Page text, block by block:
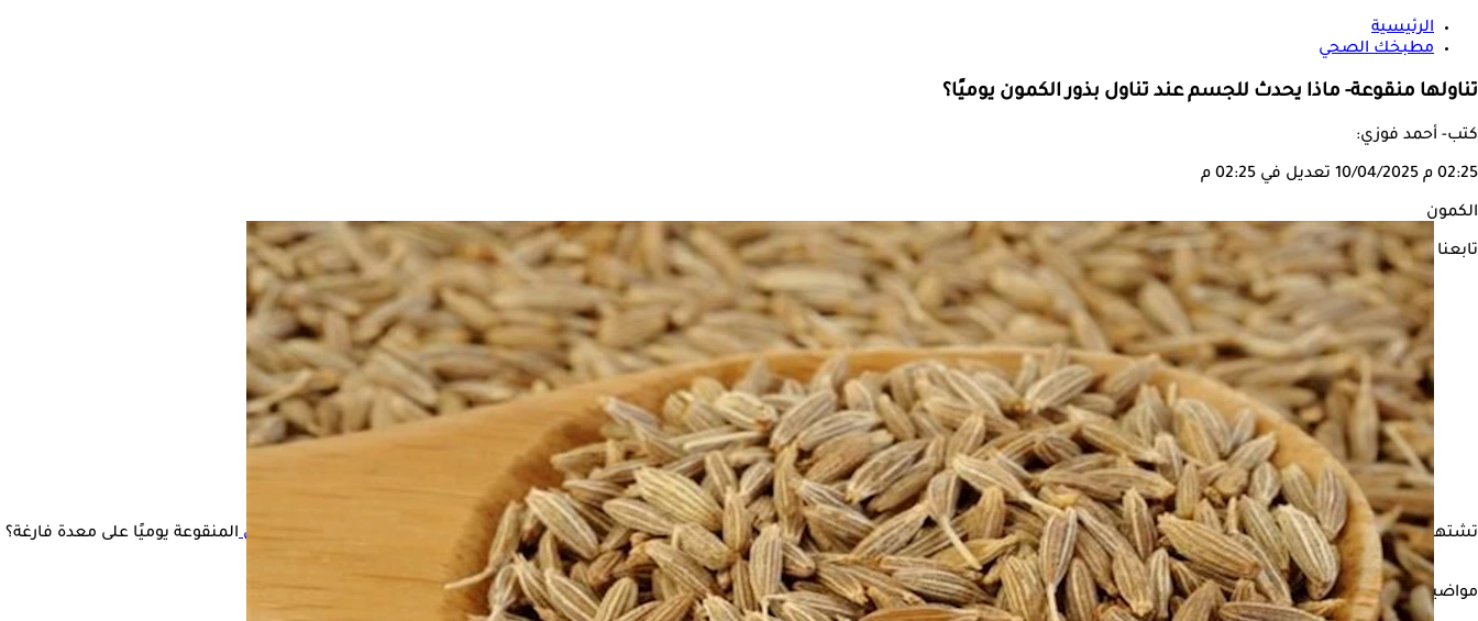
الرئيسية
مطبخك الصحي
تناولها منقوعة- ماذا يحدث للجسم عند تناول بذور الكمون يوميًا؟
كتب- أحمد فوزي:
02:25 م 10/04/2025 تعديل في 02:25 م
الكمون
تابعنا على
تشتهر بذورالكمونبفوائدها الصحية القيّمة، بدءًا من تحسين مذاق الأطعمة، ووصولًا إلى كونها عشبة أيورفيدية ممتازة، ولكن، ماذا يفعل شرب كوب واحد من ماء بذور الكمونالمنقوعة يوميًا على معدة فارغة؟
مواضيع ذات صلة